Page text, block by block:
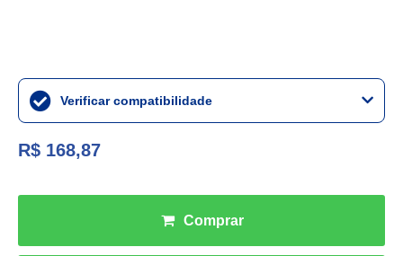
Verificar compatibilidade
R$ 168,87